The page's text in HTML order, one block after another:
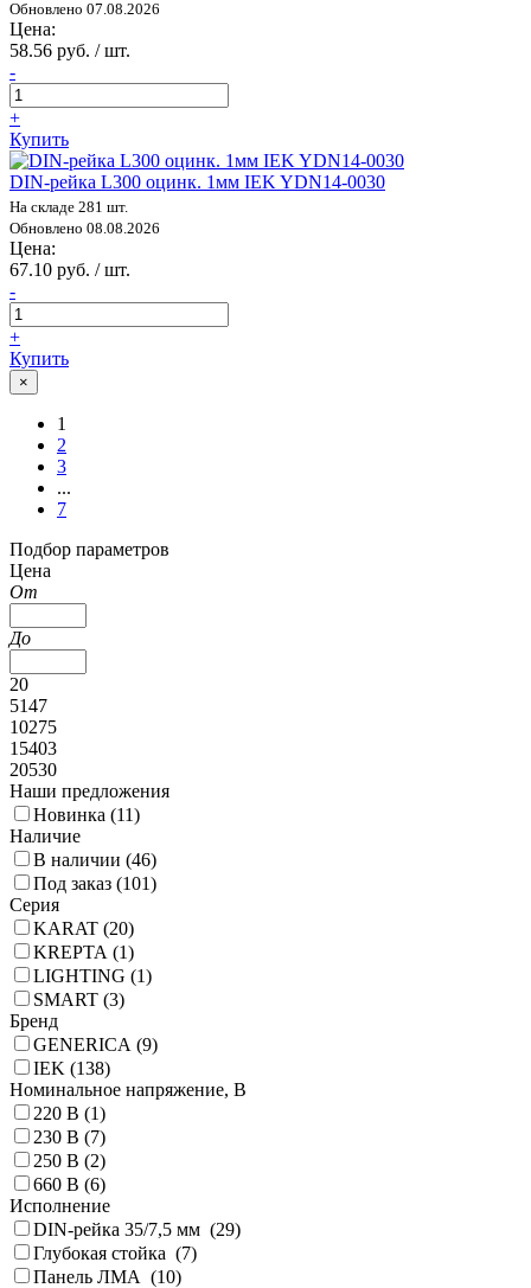
Обновлено 07.08.2026
Цена:
58.56 руб. / шт.
-
+
Купить
DIN-рейка L300 оцинк. 1мм IEK YDN14-0030
На складе 281 шт.
Обновлено 08.08.2026
Цена:
67.10 руб. / шт.
-
+
Купить
×
1
2
3
...
7
Подбор параметров
Цена
От
До
20
5147
10275
15403
20530
Наши предложения
Новинка (11)
Наличие
В наличии (46)
Под заказ (101)
Серия
KARAT (20)
KREPTA (1)
LIGHTING (1)
SMART (3)
Бренд
GENERICA (9)
IEK (138)
Номинальное напряжение, В
220 В (1)
230 В (7)
250 В (2)
660 В (6)
Исполнение
DIN-рейка 35/7,5 мм (29)
Глубокая стойка (7)
Панель ЛМА (10)